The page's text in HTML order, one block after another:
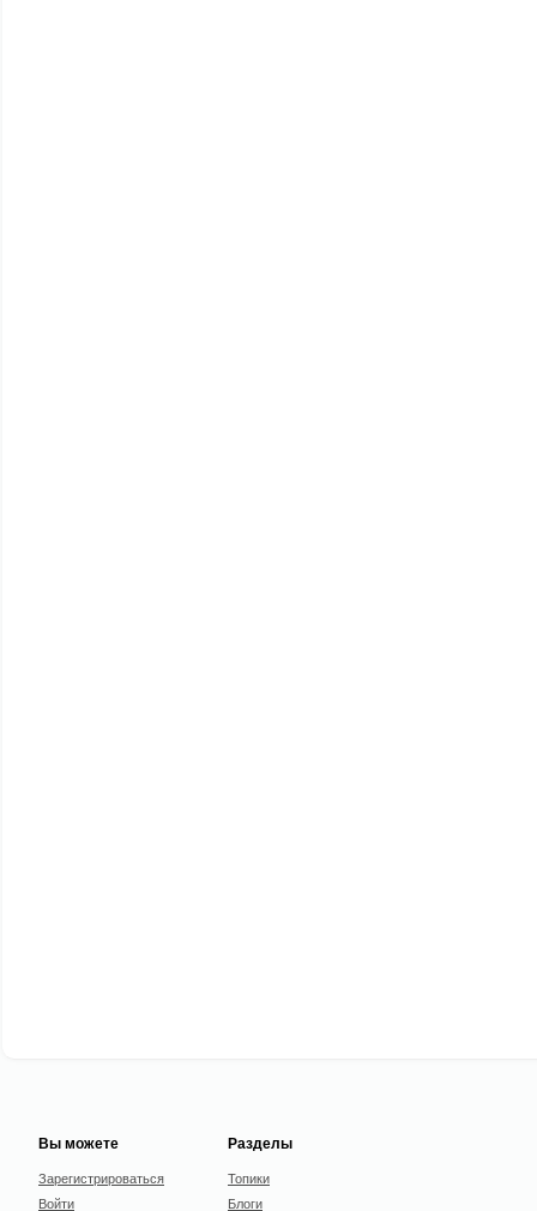
Вы можете
Зарегистрироваться
Войти
Разделы
Топики
Блоги